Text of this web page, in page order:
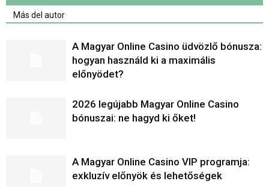
Más del autor
A Magyar Online Casino üdvözlő bónusza:
hogyan használd ki a maximális
előnyödet?
2026 legújabb Magyar Online Casino
bónuszai: ne hagyd ki őket!
A Magyar Online Casino VIP programja:
exkluzív előnyök és lehetőségek